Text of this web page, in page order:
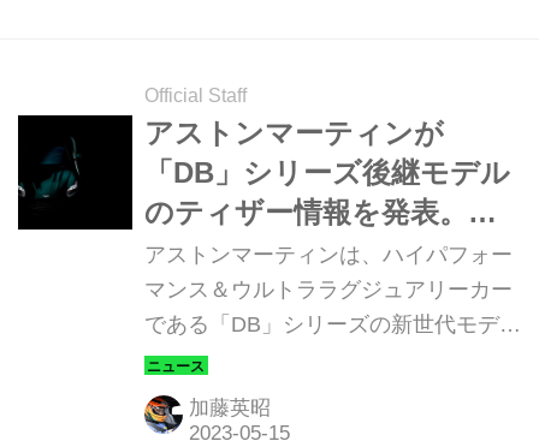
～21日に開催されるニュルブルクリン
ク24時間レースでの7冠達成で祝福さ
れる予定だ。
Official Staff
アストンマーティンが
「DB」シリーズ後継モデル
のティザー情報を発表。新
たなウルトララグジュアリ
ーカーは、5/24にワールド
プレミア
アストンマーティンは、ハイパフォー
マンス＆ウルトララグジュアリーカー
である「DB」シリーズの新世代モデル
を、2023年5月24日に発表することを
公表した。
加藤英昭